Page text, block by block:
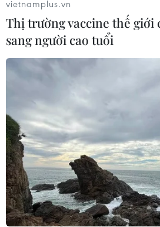
Hải Phòng: Khống chế, ép
lên núi để đòi tiền chuộc
23/11/2019 04:02
Một nữ tài xế taxi đã bị một hành
từ khu vực Bến xe Niệm Nghĩa
khống chế, đưa lên núi rồi ép gọi
vietnamplus.vn
Thị trường vaccine thế giới
sang người cao tuổi